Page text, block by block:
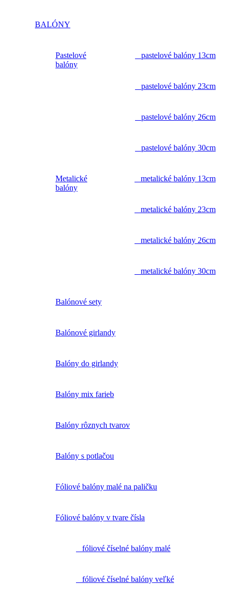
BALÓNY
Pastelové
balóny
pastelové balóny 13cm
pastelové balóny 23cm
pastelové balóny 26cm
pastelové balóny 30cm
Metalické
balóny
metalické balóny 13cm
metalické balóny 23cm
metalické balóny 26cm
metalické balóny 30cm
Balónové sety
Balónové girlandy
Balóny do girlandy
Balóny mix farieb
Balóny rôznych tvarov
Balóny s potlačou
Fóliové balóny malé na paličku
Fóliové balóny v tvare čísla
fóliové číselné balóny malé
fóliové číselné balóny veľké